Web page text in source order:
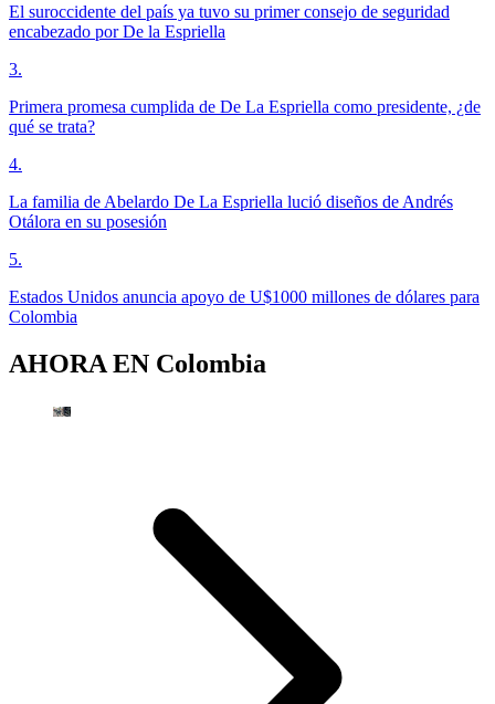
El suroccidente del país ya tuvo su primer consejo de seguridad
encabezado por De la Espriella
3.
Primera promesa cumplida de De La Espriella como presidente, ¿de
qué se trata?
4.
La familia de Abelardo De La Espriella lució diseños de Andrés
Otálora en su posesión
5.
Estados Unidos anuncia apoyo de U$1000 millones de dólares para
Colombia
AHORA EN Colombia